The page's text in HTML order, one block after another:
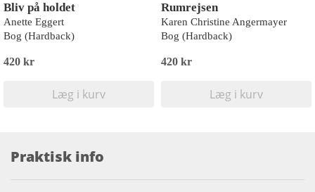
Bliv på holdet
Anette Eggert
Bog (Hardback)
420 kr
Læg i kurv
Rumrejsen
Karen Christine Angermayer
Bog (Hardback)
420 kr
Læg i kurv
Praktisk info